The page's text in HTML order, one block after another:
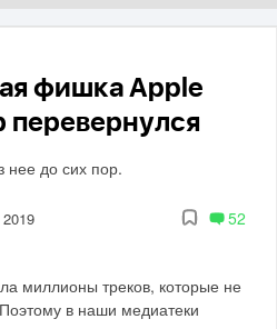
фишка Apple
перевернулся
нее до сих пор.
52
миллионы треков, которые не
в наши медиатеки